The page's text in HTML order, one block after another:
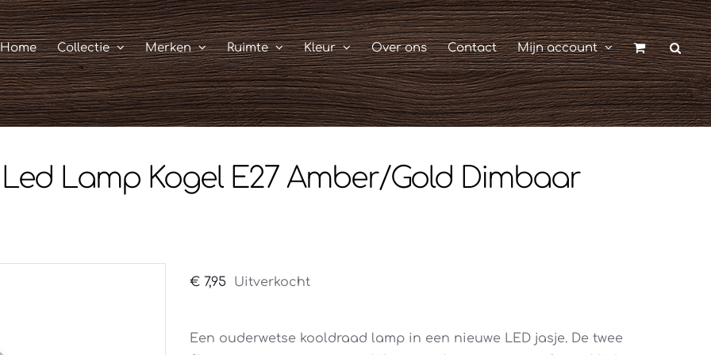
Home Collectie Merken Ruimte Kleur Over ons Contact Mijn account
Lamp Kogel E27 Amber/Gold Dimbaar
€ 7,95 Uitverkocht
Een ouderwetse kooldraad lamp in een nieuwe LED jasje. De twee